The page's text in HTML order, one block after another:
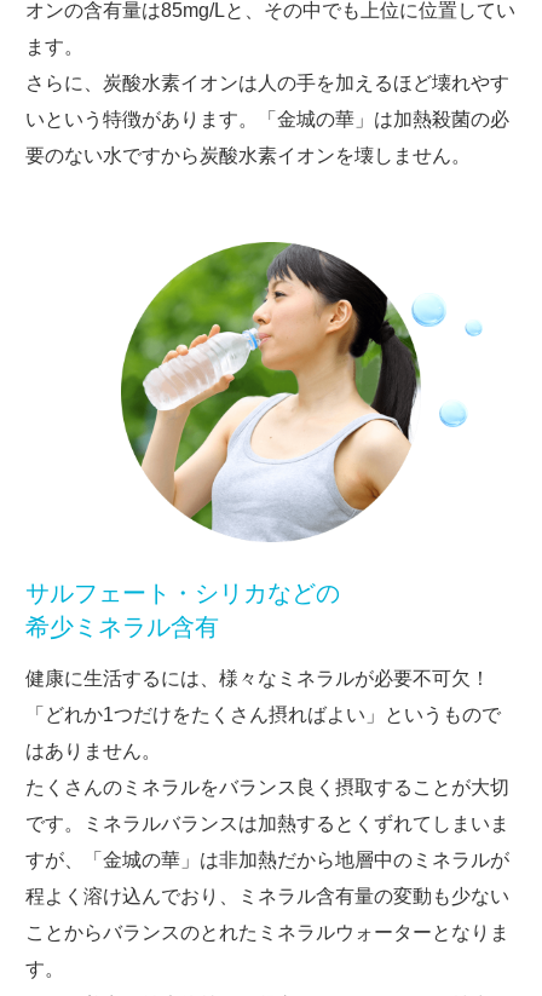
オンの含有量は85mg/Lと、その中でも上位に位置してい
ます。
さらに、炭酸水素イオンは人の手を加えるほど壊れやす
いという特徴があります。
「金城の華」は加熱殺菌の必
要のない水ですから炭酸水素イオンを壊しません。
サルフェート・シリカなどの
希少ミネラル含有
健康に生活するには、様々なミネラルが必要不可欠！
「どれか1つだけをたくさん摂ればよい」というもので
はありません。
たくさんのミネラルをバランス良く摂取することが大切
です。ミネラルバランスは加熱するとくずれてしまいま
すが、「金城の華」は非加熱だから地層中のミネラルが
程よく溶け込んでおり、ミネラル含有量の変動も少ない
ことからバランスのとれたミネラルウォーターとなりま
す。